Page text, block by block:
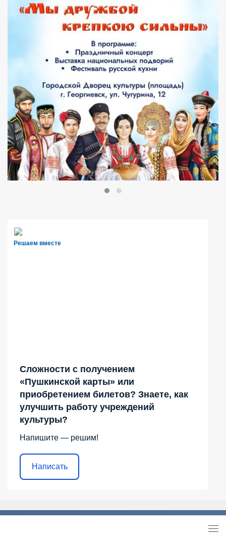
Решаем вместе
Сложности с получением
«Пушкинской карты» или
приобретением билетов? Знаете, как
улучшить работу учреждений
культуры?
Напишите — решим!
Написать